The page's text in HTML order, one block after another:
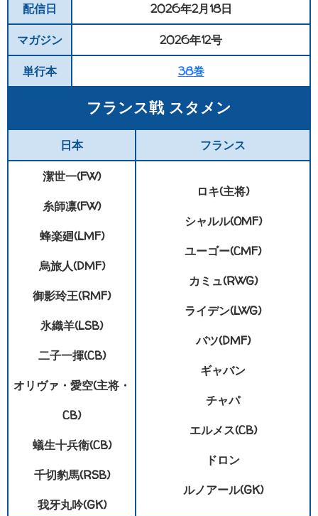
配信日
2026年2月18日
マガジン
2026年12号
単行本
38巻
フランス戦 スタメン
日本
フランス
潔世一(FW)
糸師凛(FW)
蜂楽廻(LMF)
烏旅人(DMF)
御影玲王(RMF)
氷織羊(LSB)
二子一揮(CB)
オリヴァ・愛空(主将・
CB)
蟻生十兵衛(CB)
千切豹馬(RSB)
我牙丸吟(GK)
ロキ(主将)
シャルル(OMF)
ユーゴー(CMF)
カミュ(RWG)
ライデン(LWG)
バツ(DMF)
ギャバン
チャパ
エルメス(CB)
ドロン
ルノアール(GK)